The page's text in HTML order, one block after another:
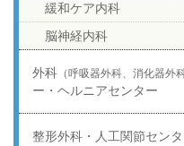
緩和ケア内科
脳神経内科
外科 （呼吸器外科、消化器外
ー・ヘルニアセンター
整形外科・人工関節セン